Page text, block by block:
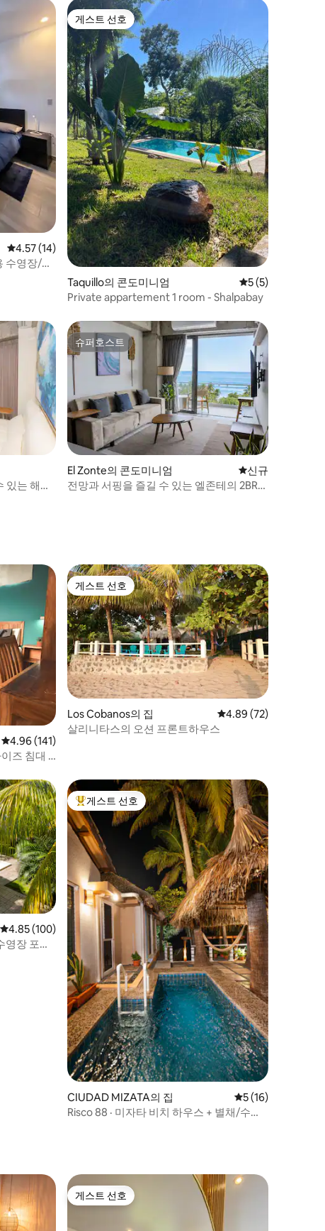
평점 4.57점(5점 만점), 후기 14개
4.57 (14)
수영장/바
게스트 선호
게스트 선호
Taquillo의 콘도미니엄 평점 5점(5점 만점
5 (5)
Private appartement 1 room - Shalpabay
있는 해변
슈퍼호스트
슈퍼호스트
El Zonte의 콘도미니엄 신규 숙소
신규
전망과 서핑을 즐길 수 있는 엘존테의 2BR
평점 4.96점(5점 만점), 후기 141개
4.96 (141)
즈 침대 +
게스트 선호
게스트 선호
Los Cobanos의 집 평점 4.89점(5점 만점),
4.89 (72)
살리니타스의 오션 프론트하우스
평점 4.85점(5점 만점), 후기 100개
4.85 (100)
장 포함,
상위 게스트 선호
게스트 선호
CIUDAD MIZATA의 집 평점 5점(5점 만점
5 (16)
Risco 88 · 미자타 비치 하우스 + 별채/수영
게스트 선호
게스트 선호